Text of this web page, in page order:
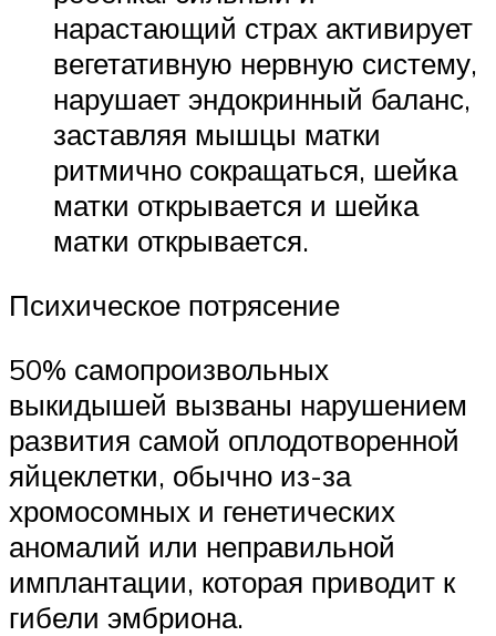
нарастающий страх активирует
вегетативную нервную систему,
нарушает эндокринный баланс,
заставляя мышцы матки
ритмично сокращаться, шейка
матки открывается и шейка
матки открывается.
Психическое потрясение
50% самопроизвольных
выкидышей вызваны нарушением
развития самой оплодотворенной
яйцеклетки, обычно из-за
хромосомных и генетических
аномалий или неправильной
имплантации, которая приводит к
гибели эмбриона.